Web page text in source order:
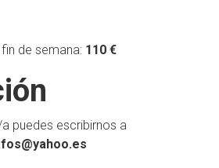
de semana: 110 €
puedes escribirnos a